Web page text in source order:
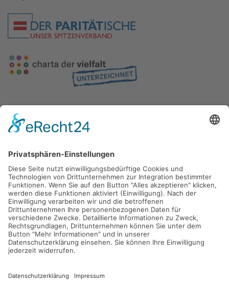
Gefördert durch die
Freie und Hansestadt Hamburg